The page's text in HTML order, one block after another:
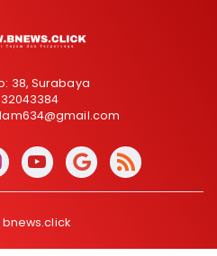
38, Surabaya